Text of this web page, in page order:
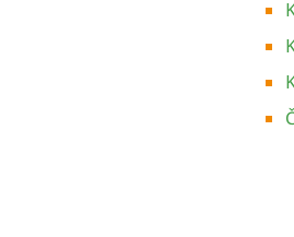
Zjistěte, jak
přihlásit ke